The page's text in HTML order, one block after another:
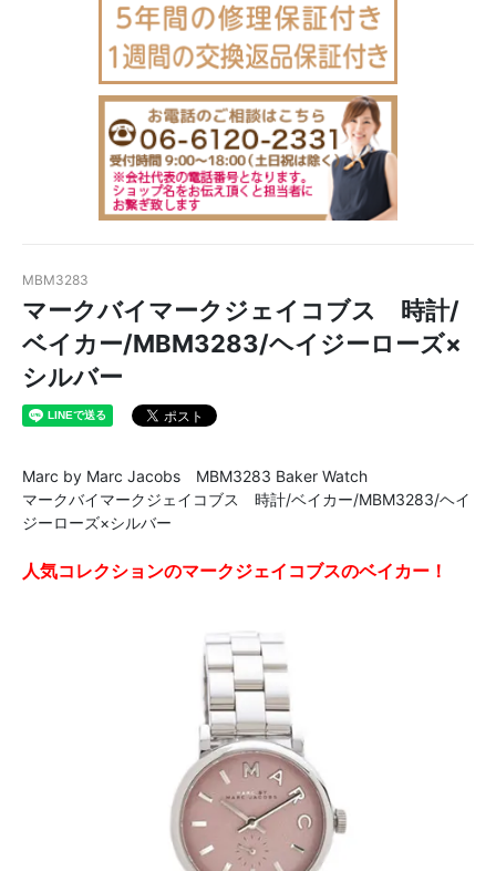
MBM3283
マークバイマークジェイコブス 時計/
ベイカー/MBM3283/ヘイジーローズ×
シルバー
Marc by Marc Jacobs MBM3283 Baker Watch
マークバイマークジェイコブス 時計/ベイカー/MBM3283/ヘイ
ジーローズ×シルバー
人気コレクションのマークジェイコブスのベイカー！